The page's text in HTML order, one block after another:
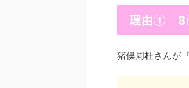
理由①
猪俣周杜さんが